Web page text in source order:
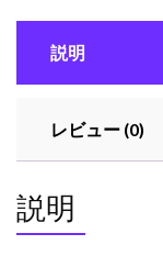
説明
レビュー (0)
説明